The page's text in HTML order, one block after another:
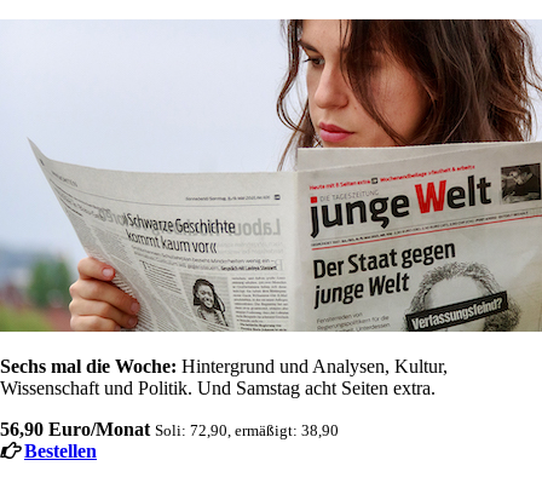
Sechs mal die Woche: Hintergrund und Analysen, Kultur,
Wissenschaft und Politik. Und Samstag acht Seiten extra.
56,90 Euro/Monat Soli: 72,90, ermäßigt: 38,90
Bestellen